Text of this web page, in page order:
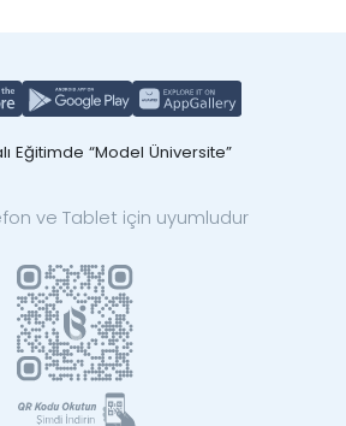
Eğitimde “Model Üniversite”
ve Tablet için uyumludur